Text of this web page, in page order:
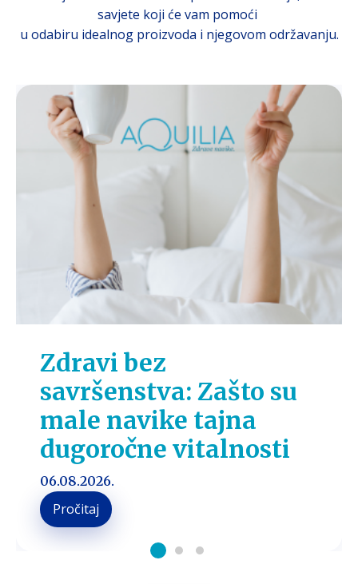
savjete koji će vam pomoći
u odabiru idealnog proizvoda i njegovom održavanju.
Zdravi bez
savršenstva: Zašto su
male navike tajna
dugoročne vitalnosti
06.08.2026.
Pročitaj